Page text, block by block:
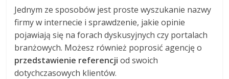
Jednym ze sposobów jest proste wyszukanie nazwy
firmy w internecie i sprawdzenie, jakie opinie
pojawiają się na forach dyskusyjnych czy portalach
branżowych. Możesz również poprosić agencję o
przedstawienie referencji od swoich
dotychczasowych klientów.